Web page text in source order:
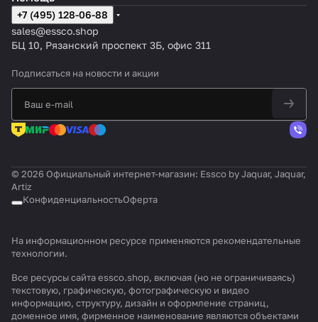
+7 (495) 128-06-88
sales@essco.shop
БЦ 10, Рязанский проспект 3Б, офис 311
Подписаться на новости и акции
© 2026 Официальный интернет-магазин: Essco by Jaquar, Jaquar,
Artiz
КонфиденциальностьОферта
На информационном ресурсе применяются рекомендательные
технологии.
Все ресурсы сайта essco.shop, включая (но не ограничиваясь)
текстовую, графическую, фотографическую и видео
информацию, структуру, дизайн и оформление страниц,
доменное имя, фирменное наименование являются объектами